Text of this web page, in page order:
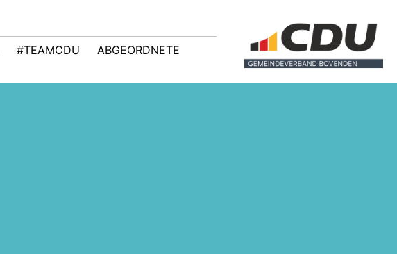
#TEAMCDU
ABGEORDNETE